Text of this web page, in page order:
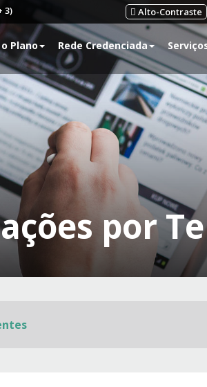
3) Alto-Contraste
Plano Rede Credenciada
por